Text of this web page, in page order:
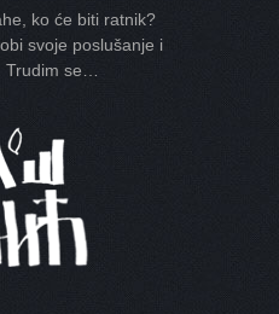
ko će biti ratnik?
svoje poslušanje i
se…